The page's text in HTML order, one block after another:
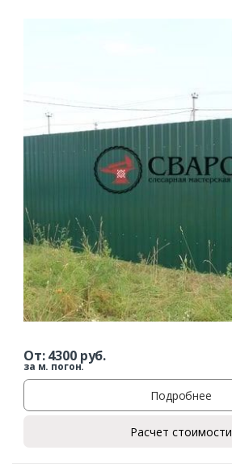
От:4300руб.
за м. погон.
Подробнее
Расчет стоимости